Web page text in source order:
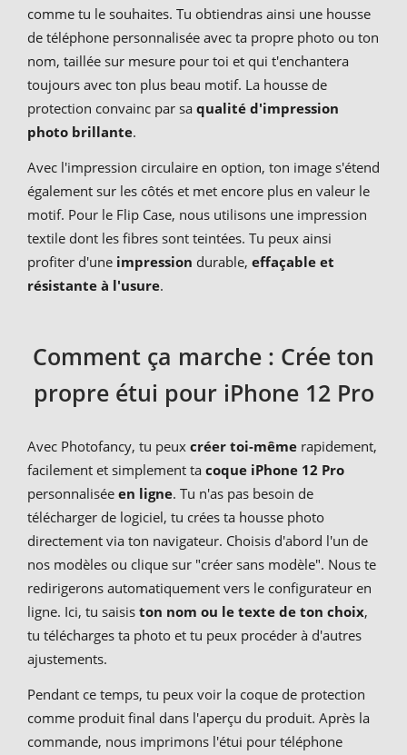
comme tu le souhaites. Tu obtiendras ainsi une housse
de téléphone personnalisée avec ta propre photo ou ton
nom, taillée sur mesure pour toi et qui t'enchantera
toujours avec ton plus beau motif. La housse de
protection convainc par sa qualité d'impression
photo brillante.
Avec l'impression circulaire en option, ton image s'étend
également sur les côtés et met encore plus en valeur le
motif. Pour le Flip Case, nous utilisons une impression
textile dont les fibres sont teintées. Tu peux ainsi
profiter d'une impression durable, effaçable et
résistante à l'usure.
Comment ça marche : Crée ton
propre étui pour iPhone 12 Pro
Avec Photofancy, tu peux créer toi-même rapidement,
facilement et simplement ta coque iPhone 12 Pro
personnalisée en ligne. Tu n'as pas besoin de
télécharger de logiciel, tu crées ta housse photo
directement via ton navigateur. Choisis d'abord l'un de
nos modèles ou clique sur "créer sans modèle". Nous te
redirigerons automatiquement vers le configurateur en
ligne. Ici, tu saisis ton nom ou le texte de ton choix,
tu télécharges ta photo et tu peux procéder à d'autres
ajustements.
Pendant ce temps, tu peux voir la coque de protection
comme produit final dans l'aperçu du produit. Après la
commande, nous imprimons l'étui pour téléphone